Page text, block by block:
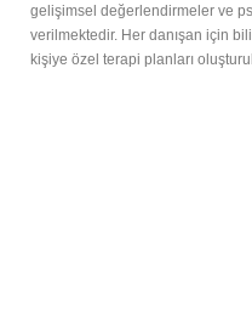
gelişimsel değerlendirmeler ve
verilmektedir. Her danışan için
kişiye özel terapi planları